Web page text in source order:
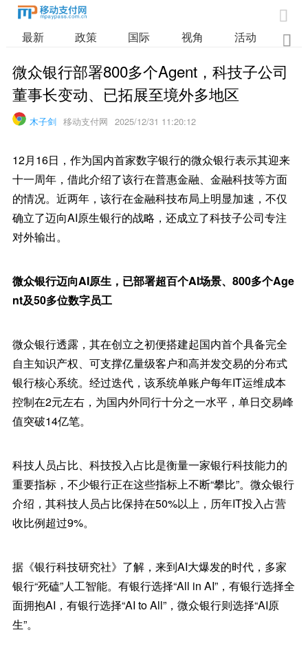

最新 政策 国际 视角 活动 业

微众银行部署800多个Agent，科技子公司
董事长变动、已拓展至境外多地区
木子剑 移动支付网 2025/12/31 11:20:12
12月16日，作为国内首家数字银行的微众银行表示其迎来
十一周年，借此介绍了该行在普惠金融、金融科技等方面
的情况。近两年，该行在金融科技布局上明显加速，不仅
确立了迈向AI原生银行的战略，还成立了科技子公司专注
对外输出。
微众银行迈向AI原生，已部署超百个AI场景、800多个Age
nt及50多位数字员工
微众银行透露，其在创立之初便搭建起国内首个具备完全
自主知识产权、可支撑亿量级客户和高并发交易的分布式
银行核心系统。经过迭代，该系统单账户每年IT运维成本
控制在2元左右，为国内外同行十分之一水平，单日交易峰
值突破14亿笔。
科技人员占比、科技投入占比是衡量一家银行科技能力的
重要指标，不少银行正在这些指标上不断“攀比”。微众银行
介绍，其科技人员占比保持在50%以上，历年IT投入占营
收比例超过9%。
据《银行科技研究社》了解，来到AI大爆发的时代，多家
银行“死磕”人工智能。有银行选择“All in AI”，有银行选择全
面拥抱AI，有银行选择“AI to All”，微众银行则选择“AI原
生”。